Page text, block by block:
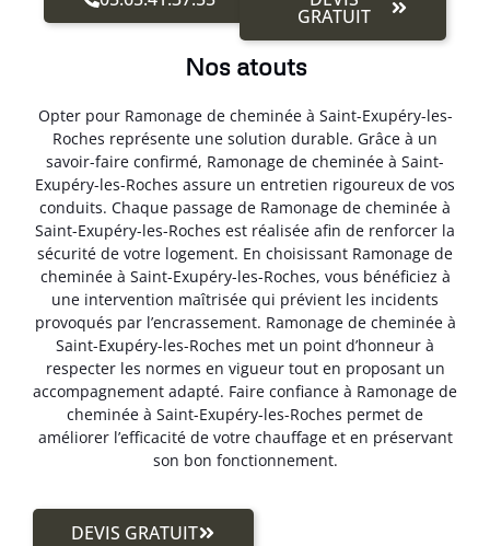
GRATUIT
Nos atouts
Opter pour Ramonage de cheminée à Saint-Exupéry-les-
Roches représente une solution durable. Grâce à un
savoir-faire confirmé, Ramonage de cheminée à Saint-
Exupéry-les-Roches assure un entretien rigoureux de vos
conduits. Chaque passage de Ramonage de cheminée à
Saint-Exupéry-les-Roches est réalisée afin de renforcer la
sécurité de votre logement. En choisissant Ramonage de
cheminée à Saint-Exupéry-les-Roches, vous bénéficiez à
une intervention maîtrisée qui prévient les incidents
provoqués par l’encrassement. Ramonage de cheminée à
Saint-Exupéry-les-Roches met un point d’honneur à
respecter les normes en vigueur tout en proposant un
accompagnement adapté. Faire confiance à Ramonage de
cheminée à Saint-Exupéry-les-Roches permet de
améliorer l’efficacité de votre chauffage et en préservant
son bon fonctionnement.
DEVIS GRATUIT